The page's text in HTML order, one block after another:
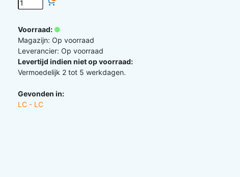
Voorraad:
Magazijn: Op voorraad
Leverancier: Op voorraad
Levertijd indien niet op voorraad:
Vermoedelijk 2 tot 5 werkdagen.
Gevonden in:
LC - LC